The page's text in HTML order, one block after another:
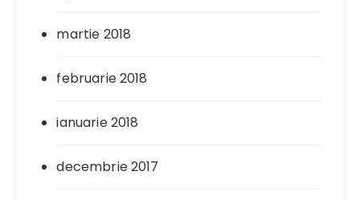
martie 2018
februarie 2018
ianuarie 2018
decembrie 2017